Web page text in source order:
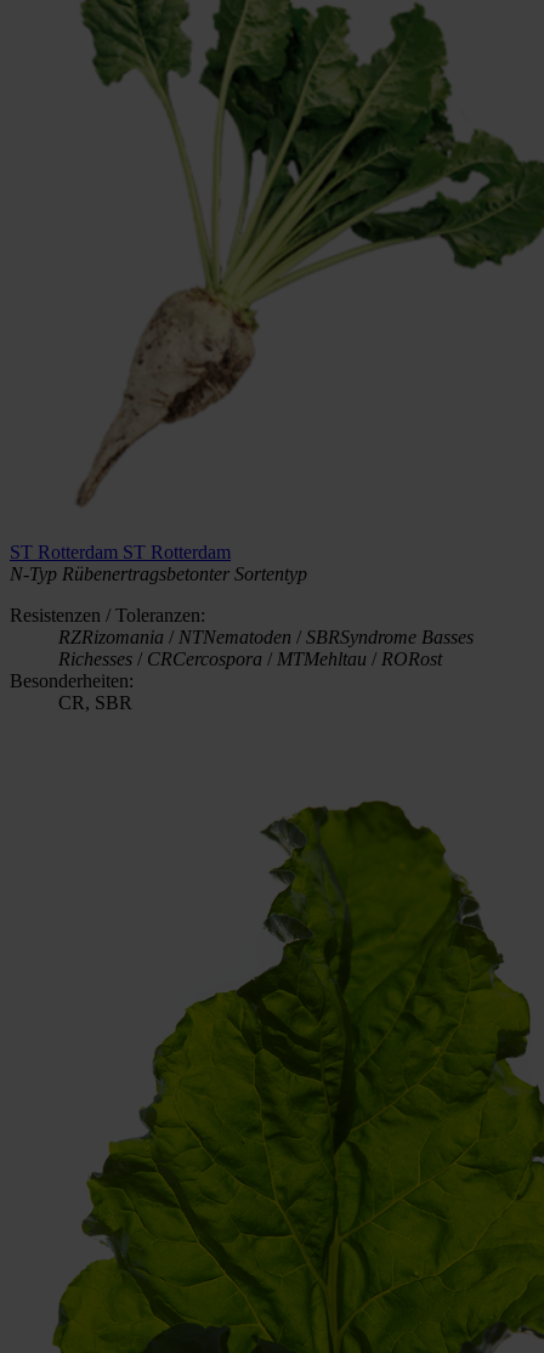
ST Rotterdam ST Rotterdam
N-Typ Rübenertragsbetonter Sortentyp
Resistenzen / Toleranzen:
RZRizomania / NTNematoden / SBRSyndrome Basses
Richesses / CRCercospora / MTMehltau / RORost
Besonderheiten:
CR, SBR